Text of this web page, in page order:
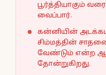
பூர்த்தியாகும் வரை
வைப்பார்.
கன்னியின்
சிம்மத்தின்
வேண்டும் என்ற
தோன்றுகிறது.